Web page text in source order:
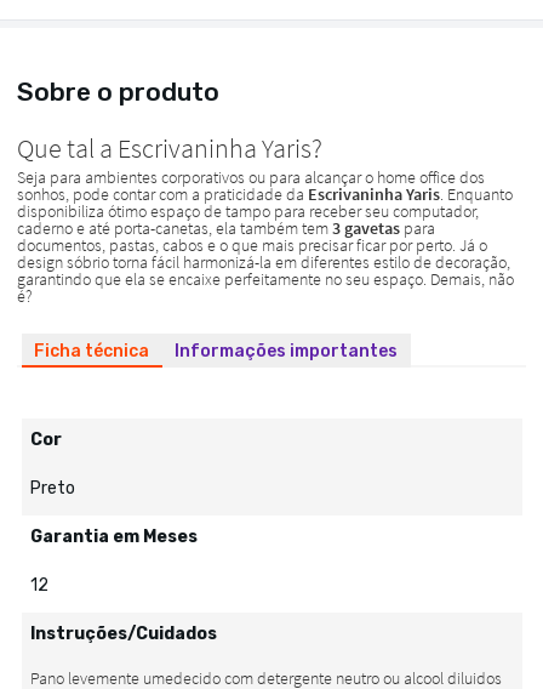
Sobre o produto
Ficha técnica Informações importantes
Cor
Preto
Garantia em Meses
12
Instruções/Cuidados